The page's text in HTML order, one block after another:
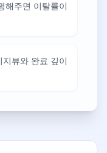
해주면 이탈률이
뷰와 완료 깊이